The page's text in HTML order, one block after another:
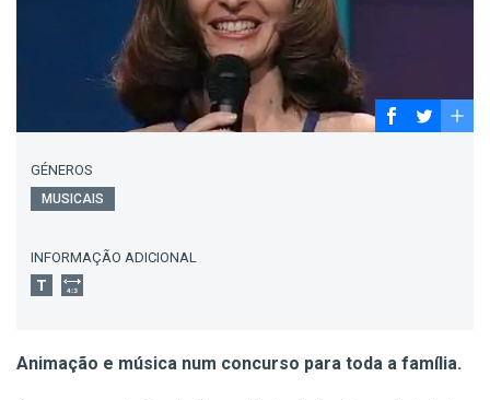
GÉNEROS
MUSICAIS
INFORMAÇÃO ADICIONAL
Animação e música num concurso para toda a família.